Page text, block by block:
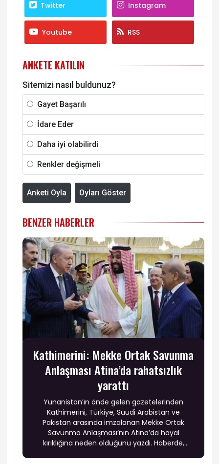
Twitter Instagram
Youtube RSS
ANKETE KATILIN
Sitemizi nasıl buldunuz?
Gayet Başarılı
İdare Eder
Daha iyi olabilirdi
Renkler değişmeli
Anketi Oyla Oyları Göster
BENZER HABERLER
Kathimerini: Mekke Ortak Savunma
Anlaşması Atina’da rahatsızlık
yarattı
Yunanistan’ın önde gelen gazetelerinden
Kathimerini, Türkiye, Suudi Arabistan ve
Pakistan arasında imzalanan Mekke Ortak
Savunma Anlaşması’nın Atina’da hayal
kırıklığına neden olduğunu yazdı. Haberde,